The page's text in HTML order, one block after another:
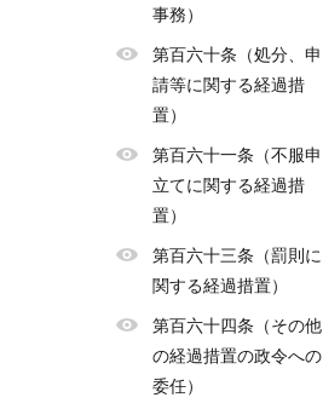
事務）
第百六十条（処分、申
請等に関する経過措
置）
第百六十一条（不服申
立てに関する経過措
置）
第百六十三条（罰則に
関する経過措置）
第百六十四条（その他
の経過措置の政令への
委任）